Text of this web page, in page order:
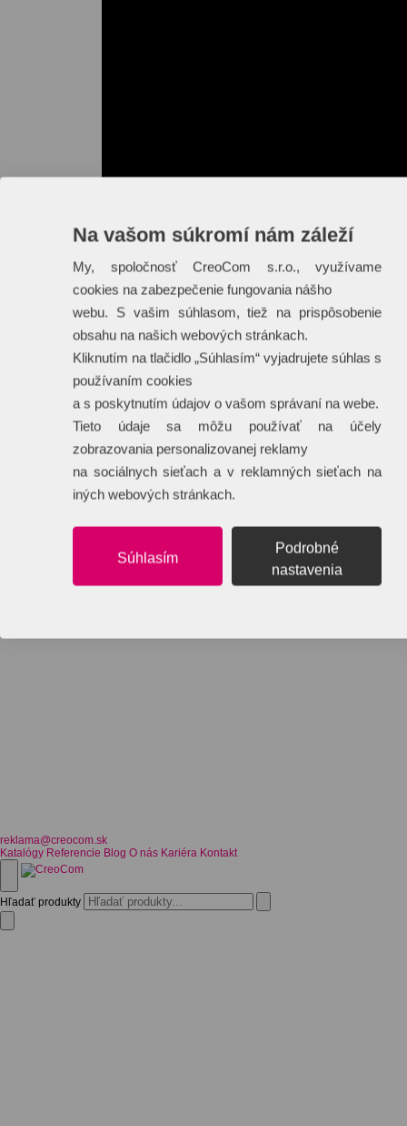
reklama@creocom.sk
Katalógy Referencie Blog O nás Kariéra Kontakt
Hľadať produkty
Na vašom súkromí nám záleží
My, spoločnosť CreoCom s.r.o., využívame
cookies na zabezpečenie fungovania nášho
webu. S vašim súhlasom, tiež na prispôsobenie
obsahu na našich webových stránkach.
Kliknutím na tlačidlo „Súhlasím“ vyjadrujete súhlas s
používaním cookies
a s poskytnutím údajov o vašom správaní na webe.
Tieto údaje sa môžu používať na účely
zobrazovania personalizovanej reklamy
na sociálnych sieťach a v reklamných sieťach na
iných webových stránkach.
Súhlasím
Podrobné
nastavenia